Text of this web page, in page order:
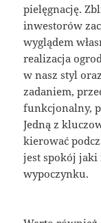
pielęgnację.
inwestorów
wyglądem
realizacja
w nasz styl
zadaniem,
funkcjonalny,
Jedną z
kierować
jest spokój jaki
wypoczynku.